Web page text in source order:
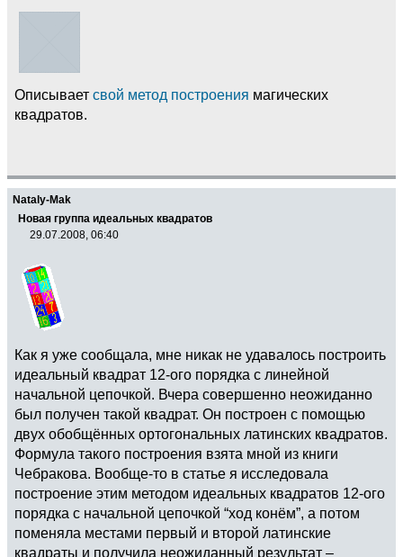
Описывает свой метод построения магических
квадратов.
Nataly-Mak
Новая группа идеальных квадратов
29.07.2008, 06:40
Как я уже сообщала, мне никак не удавалось построить
идеальный квадрат 12-ого порядка с линейной
начальной цепочкой. Вчера совершенно неожиданно
был получен такой квадрат. Он построен с помощью
двух обобщённых ортогональных латинских квадратов.
Формула такого построения взята мной из книги
Чебракова. Вообще-то в статье я исследовала
построение этим методом идеальных квадратов 12-ого
порядка с начальной цепочкой “ход конём”, а потом
поменяла местами первый и второй латинские
квадраты и получила неожиданный результат –